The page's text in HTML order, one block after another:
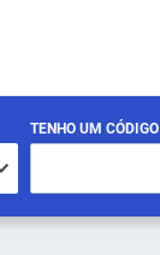
TENHO UM CÓDIGO